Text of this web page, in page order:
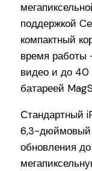
поддержкой
компактный
время работы
видео и до 40
батареей
Стандартный
6,3-дюймовый
обновления